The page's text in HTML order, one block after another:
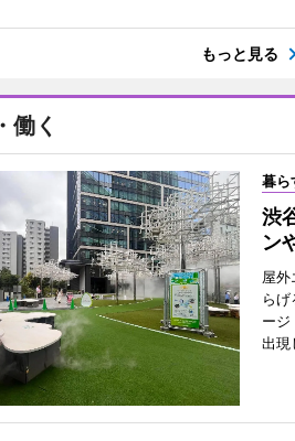
もっと見る
働く
暮ら
渋
ン
屋外
ら
ージ
出現